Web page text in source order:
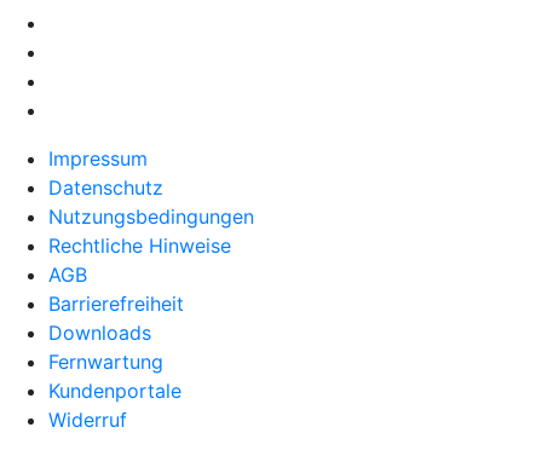
Impressum
Datenschutz
Nutzungsbedingungen
Rechtliche Hinweise
AGB
Barrierefreiheit
Downloads
Fernwartung
Kundenportale
Widerruf